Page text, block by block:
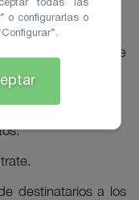
personales que le
Usted.
destinatarios a los
todas las
o configurarlas o